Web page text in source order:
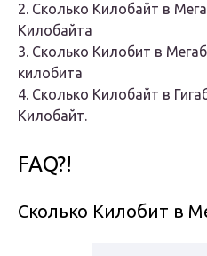
2. Сколько Килобайт в
Килобайта
3. Сколько Килобит в
килобита
4. Сколько Килобайт в
Килобайт.
FAQ?!
Сколько Килобит в